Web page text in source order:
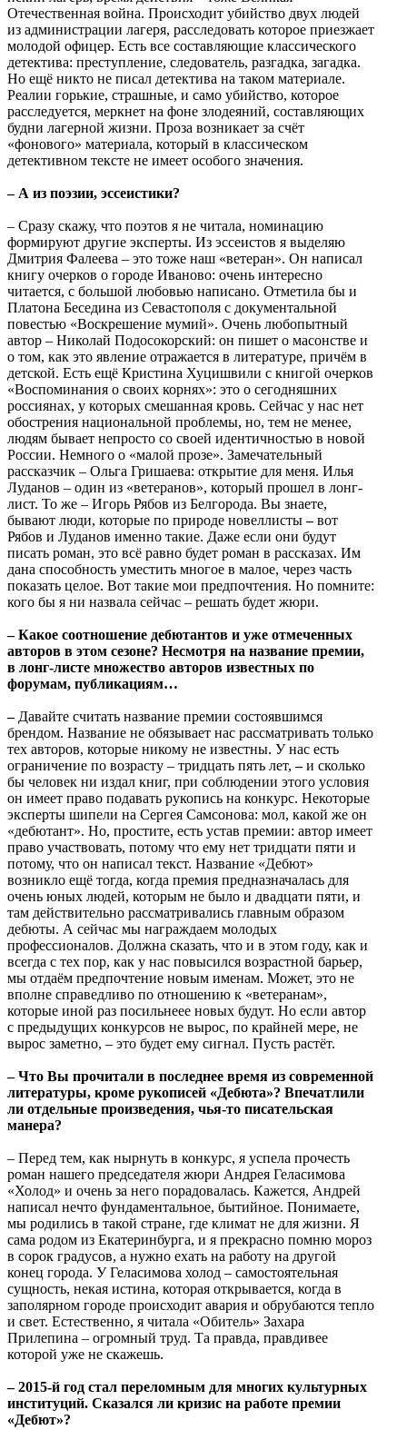
Отечественная война. Происходит убийство двух людей
из администрации лагеря, расследовать которое приезжает
молодой офицер. Есть все составляющие классического
детектива: преступление, следователь, разгадка, загадка.
Но ещё никто не писал детектива на таком материале.
Реалии горькие, страшные, и само убийство, которое
расследуется, меркнет на фоне злодеяний, составляющих
будни лагерной жизни. Проза возникает за счёт
«фонового» материала, который в классическом
детективном тексте не имеет особого значения.
– А из поэзии, эссеистики?
– Сразу скажу, что поэтов я не читала, номинацию
формируют другие эксперты. Из эссеистов я выделяю
Дмитрия Фалеева – это тоже наш «ветеран». Он написал
книгу очерков о городе Иваново: очень интересно
читается, с большой любовью написано. Отметила бы и
Платона Беседина из Севастополя с документальной
повестью «Воскрешение мумий». Очень любопытный
автор – Николай Подосокорский: он пишет о масонстве и
о том, как это явление отражается в литературе, причём в
детской. Есть ещё Кристина Хуцишвили с книгой очерков
«Воспоминания о своих корнях»: это о сегодняшних
россиянах, у которых смешанная кровь. Сейчас у нас нет
обострения национальной проблемы, но, тем не менее,
людям бывает непросто со своей идентичностью в новой
России. Немного о «малой прозе». Замечательный
рассказчик – Ольга Гришаева: открытие для меня. Илья
Луданов – один из «ветеранов», который прошел в лонг-
лист. То же – Игорь Рябов из Белгорода. Вы знаете,
бывают люди, которые по природе новеллисты–вот
Рябов и Луданов именно такие. Даже если они будут
писать роман, это всё равно будет роман в рассказах. Им
дана способность уместить многое в малое, через часть
показать целое. Вот такие мои предпочтения. Но помните:
кого бы я ни назвала сейчас – решать будет жюри.
– Какое соотношение дебютантов и уже отмеченных
авторов в этом сезоне? Несмотря на название премии,
в лонг-листе множество авторов известных по
форумам, публикациям…
– Давайте считать название премии состоявшимся
брендом. Название не обязывает нас рассматривать только
тех авторов, которые никому не известны. У нас есть
ограничение по возрасту – тридцать пять лет,–и сколько
бы человек ни издал книг, при соблюдении этого условия
он имеет право подавать рукопись на конкурс. Некоторые
эксперты шипели на Сергея Самсонова: мол, какой же он
«дебютант». Но, простите, есть устав премии: автор имеет
право участвовать, потому что ему нет тридцати пяти и
потому, что он написал текст. Название «Дебют»
возникло ещё тогда, когда премия предназначалась для
очень юных людей, которым не было и двадцати пяти, и
там действительно рассматривались главным образом
дебюты. А сейчас мы награждаем молодых
профессионалов. Должна сказать, что и в этом году, как и
всегда с тех пор, как у нас повысился возрастной барьер,
мы отдаём предпочтение новым именам. Может, это не
вполне справедливо по отношению к «ветеранам»,
которые иной раз посильнеее новых будут. Но если автор
с предыдущих конкурсов не вырос, по крайней мере, не
вырос заметно, – это будет ему сигнал. Пусть растёт.
– Что Вы прочитали в последнее время из современной
литературы, кроме рукописей «Дебюта»? Впечатлили
ли отдельные произведения, чья-то писательская
манера?
– Перед тем, как нырнуть в конкурс, я успела прочесть
роман нашего председателя жюри Андрея Геласимова
«Холод» и очень за него порадовалась. Кажется, Андрей
написал нечто фундаментальное, бытийное. Понимаете,
мы родились в такой стране, где климат не для жизни. Я
сама родом из Екатеринбурга, и я прекрасно помню мороз
в сорок градусов, а нужно ехать на работу на другой
конец города. У Геласимова холод – самостоятельная
сущность, некая истина, которая открывается, когда в
заполярном городе происходит авария и обрубаются тепло
и свет. Естественно, я читала «Обитель» Захара
Прилепина – огромный труд. Та правда, правдивее
которой уже не скажешь.
– 2015-й год стал переломным для многих культурных
институций. Сказался ли кризис на работе премии
«Дебют»?